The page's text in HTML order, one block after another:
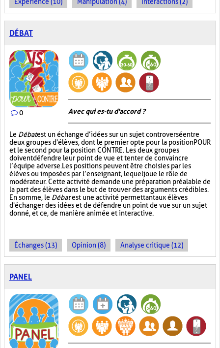
DÉBAT
0 Avec qui es-tu d'accord ?
Le Débatest un échange d’idées sur un sujet controversé entre
deux groupes d'élèves, dont le premier opte pour la position POUR
et le second pour la position CONTRE. Les deux groupes
doivent défendre leur point de vue et tenter de convaincre
l’équipe adverse. Les positions peuvent être choisies par les
élèves ou imposées par l’enseignant, lequel joue le rôle de
modérateur. Cette activité demande une préparation préalable de
la part des élèves dans le but de trouver des arguments crédibles.
En somme, le Débatest une activité permettant aux élèves
d'échanger des idées et de défendre un point de vue sur un sujet
donné, et ce, de manière animée et interactive.
Échanges (13) Opinion (8) Analyse critique (12)
PANEL